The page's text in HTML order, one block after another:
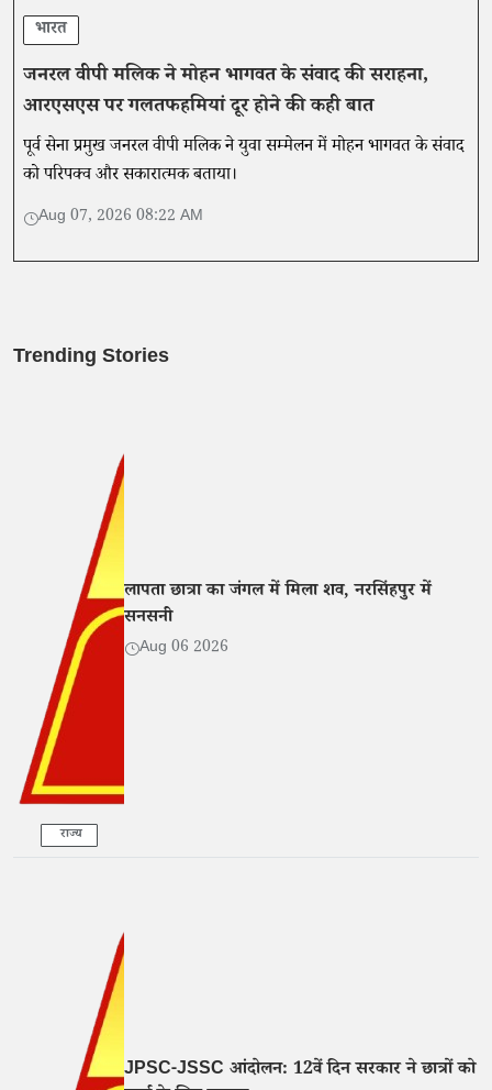
भारत
जनरल वीपी मलिक ने मोहन भागवत के संवाद की सराहना,
आरएसएस पर गलतफहमियां दूर होने की कही बात
पूर्व सेना प्रमुख जनरल वीपी मलिक ने युवा सम्मेलन में मोहन भागवत के संवाद
को परिपक्व और सकारात्मक बताया।
Aug 07, 2026 08:22 AM
Trending Stories
राज्य
लापता छात्रा का जंगल में मिला शव, नरसिंहपुर में
सनसनी
Aug 06 2026
JPSC-JSSC आंदोलन: 12वें दिन सरकार ने छात्रों को